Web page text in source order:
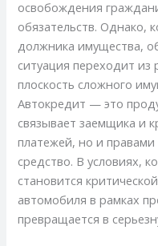
освобождения
обязательств. Однако,
должника имущества,
ситуация переходит
плоскость сложного
Автокредит — это
связывает заемщика и
платежей, но и
средство. В условиях,
становится
автомобиля в рамках
превращается в